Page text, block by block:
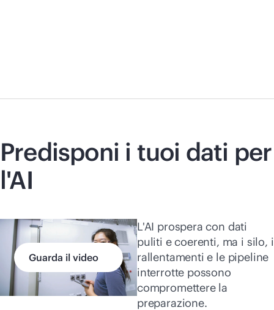
Predisponi i tuoi dati per
l'AI
Guarda il video
L'AI prospera con dati
puliti e coerenti, ma i silo, i
rallentamenti e le pipeline
interrotte possono
compromettere la
preparazione.